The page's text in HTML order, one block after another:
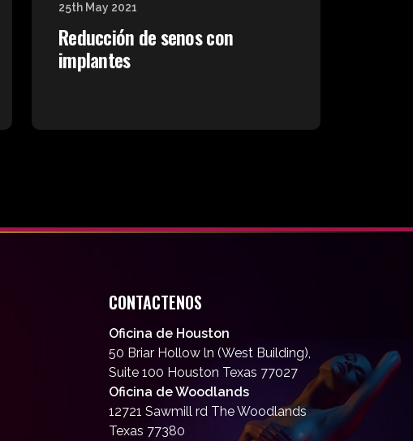
25th May 2021
Reducción de senos con
implantes
CONTACTENOS
Oficina de Houston
50 Briar Hollow ln (West Building),
Suite 100 Houston Texas 77027
Oficina de Woodlands
12721 Sawmill rd The Woodlands
Texas 77380